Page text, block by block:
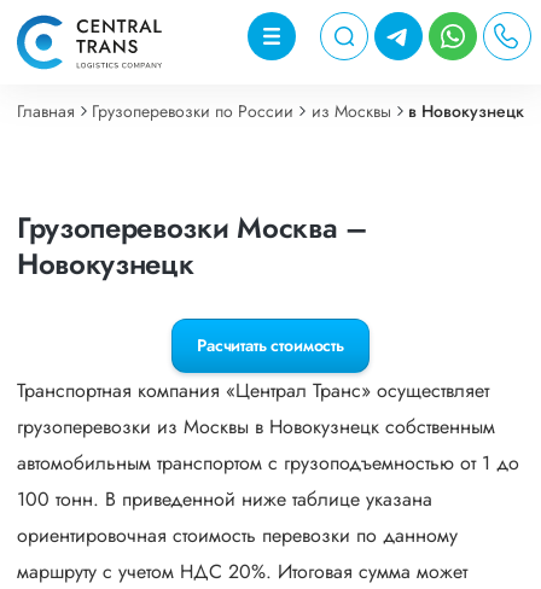
Главная Грузоперевозки по России из Москвы в Новокузнецк
Грузоперевозки Москва –
Новокузнецк
Расчитать стоимость
Транспортная компания «Централ Транс» осуществляет
грузоперевозки из Москвы в Новокузнецк собственным
автомобильным транспортом с грузоподъемностью от 1 до
100 тонн. В приведенной ниже таблице указана
ориентировочная стоимость перевозки по данному
маршруту с учетом НДС 20%. Итоговая сумма может